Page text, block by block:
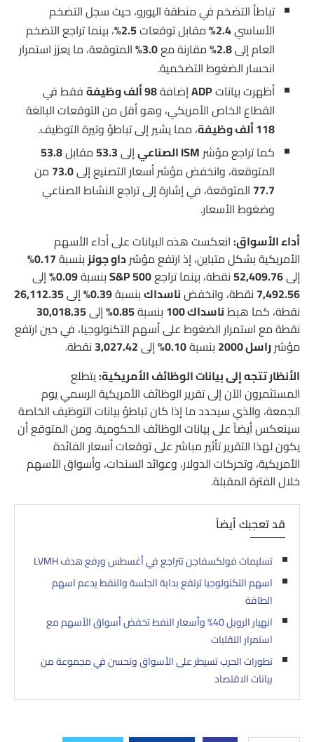
تباطأ التضخم في منطقة اليورو، حيث سجل التضخم
الأساسي2.4% مقابل توقعات2.5% ، بينما تراجع التضخم
العام إلى2.8% مقارنة مع3.0% المتوقعة، ما يعزز استمرار
انحسار الضغوط التضخمية.
أظهرت بياناتADPإضافة98 ألف وظيفة
فقط في
القطاع الخاص الأمريكي، وهو أقل من التوقعات البالغة
118 ألف وظيفة
، مما يشير إلى تباطؤ وتيرة التوظيف.
كما تراجع مؤشرISM الصناعي إلى53.3مقابل53.8
المتوقعة، وانخفض مؤشر أسعار التصنيع إلى73.0 من
77.7 المتوقعة، في إشارة إلى تراجع النشاط الصناعي
وضغوط الأسعار.
أداء الأسواق:انعكست هذه البيانات على أداء الأسهم
الأمريكية بشكل متباين، إذ ارتفع مؤشرداو جونزبنسبة0.17%
إلى52,409.76نقطة، بينما تراجعS&P 500بنسبة0.09% إلى
7,492.56 نقطة، وانخفضناسداكبنسبة0.39% إلى26,112.35
نقطة، كما هبطناسداك 100 بنسبة0.85% إلى30,018.35
نقطة مع استمرار الضغوط على أسهم التكنولوجيا، في حين ارتفع
مؤشرراسل 2000 بنسبة0.10% إلى3,027.42نقطة.
الأنظار تتجه إلى بيانات الوظائف الأمريكية:يتطلع
المستثمرون الآن إلى تقرير الوظائف الأمريكية الرسمي يوم
الجمعة، والذي سيحدد ما إذا كان تباطؤ بيانات التوظيف الخاصة
سينعكس أيضاً على بيانات الوظائف الحكومية. ومن المتوقع أن
يكون لهذا التقرير تأثير مباشر على توقعات أسعار الفائدة
الأمريكية، وتحركات الدولار، وعوائد السندات، وأسواق الأسهم
خلال الفترة المقبلة.
قد تعجبك أيضاً
تسليمات فولكسفاجن تتراجع في أغسطس ورفع هدف LVMH
اسهم التكنولوجيا ترتفع بداية الجلسة والنفط يدعم اسهم
الطاقة
انهيار الروبل 40% وأسعار النفط تخفض أسواق الأسهم مع
استمرار التقلبات
تطورات الحرب تسيطر على الأسواق وتحسن في مجموعة من
بيانات الاقتصاد